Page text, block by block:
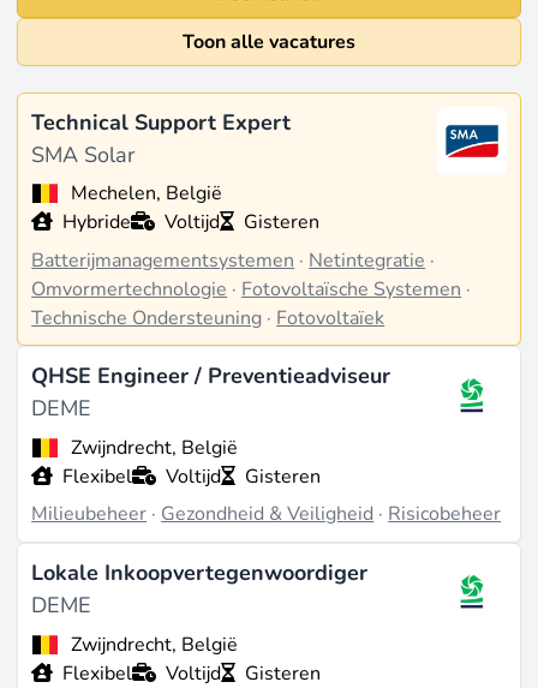
Toon alle vacatures
Technical Support Expert
SMA Solar
Mechelen, België
Hybride
Voltijd
Gisteren
Batterijmanagementsystemen · Netintegratie ·
Omvormertechnologie · Fotovoltaïsche Systemen ·
Technische Ondersteuning · Fotovoltaïek
QHSE Engineer / Preventieadviseur
DEME
Zwijndrecht, België
Flexibel
Voltijd
Gisteren
Milieubeheer · Gezondheid & Veiligheid · Risicobeheer
Lokale Inkoopvertegenwoordiger
DEME
Zwijndrecht, België
Flexibel
Voltijd
Gisteren